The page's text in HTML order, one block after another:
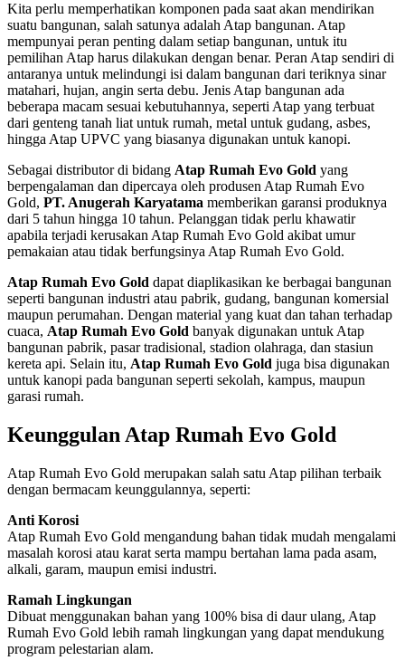
Kita perlu memperhatikan komponen pada saat akan mendirikan
suatu bangunan, salah satunya adalah Atap bangunan. Atap
mempunyai peran penting dalam setiap bangunan, untuk itu
pemilihan Atap harus dilakukan dengan benar. Peran Atap sendiri di
antaranya untuk melindungi isi dalam bangunan dari teriknya sinar
matahari, hujan, angin serta debu. Jenis Atap bangunan ada
beberapa macam sesuai kebutuhannya, seperti Atap yang terbuat
dari genteng tanah liat untuk rumah, metal untuk gudang, asbes,
hingga Atap UPVC yang biasanya digunakan untuk kanopi.
Sebagai distributor di bidang Atap Rumah Evo Gold yang
berpengalaman dan dipercaya oleh produsen Atap Rumah Evo
Gold, PT. Anugerah Karyatama memberikan garansi produknya
dari 5 tahun hingga 10 tahun. Pelanggan tidak perlu khawatir
apabila terjadi kerusakan Atap Rumah Evo Gold akibat umur
pemakaian atau tidak berfungsinya Atap Rumah Evo Gold.
Atap Rumah Evo Gold dapat diaplikasikan ke berbagai bangunan
seperti bangunan industri atau pabrik, gudang, bangunan komersial
maupun perumahan. Dengan material yang kuat dan tahan terhadap
cuaca, Atap Rumah Evo Gold banyak digunakan untuk Atap
bangunan pabrik, pasar tradisional, stadion olahraga, dan stasiun
kereta api. Selain itu, Atap Rumah Evo Gold juga bisa digunakan
untuk kanopi pada bangunan seperti sekolah, kampus, maupun
garasi rumah.
Keunggulan Atap Rumah Evo Gold
Atap Rumah Evo Gold merupakan salah satu Atap pilihan terbaik
dengan bermacam keunggulannya, seperti:
Anti Korosi
Atap Rumah Evo Gold mengandung bahan tidak mudah mengalami
masalah korosi atau karat serta mampu bertahan lama pada asam,
alkali, garam, maupun emisi industri.
Ramah Lingkungan
Dibuat menggunakan bahan yang 100% bisa di daur ulang, Atap
Rumah Evo Gold lebih ramah lingkungan yang dapat mendukung
program pelestarian alam.